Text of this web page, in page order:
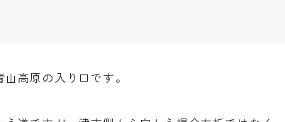
高原の入り口です。